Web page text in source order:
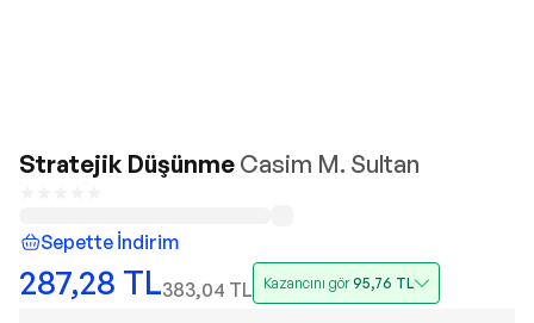
Stratejik Düşünme Casim M. Sultan
Sepette İndirim
287,28 TL383,04 TL Kazancını gör95,76 TL